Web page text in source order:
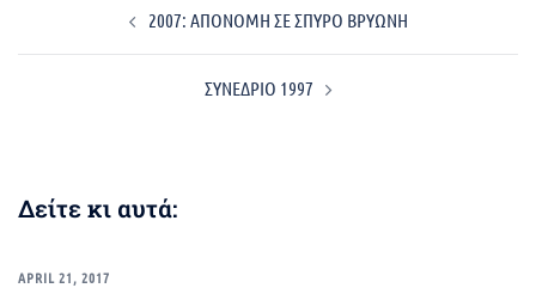
navigation2007: ΑΠΟΝΟΜΗ ΣΕ ΣΠΥΡΟ ΒΡΥΩΝΗ
ΣΥΝΕΔΡΙΟ 1997
Δείτε κι αυτά:
APRIL 21, 2017